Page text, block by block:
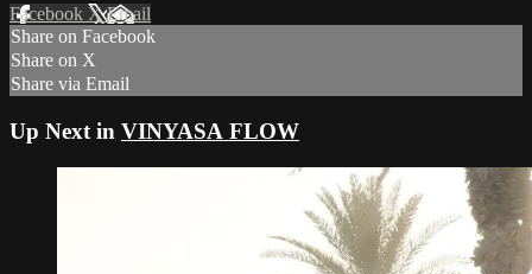
Facebook XEmail
Share on Facebook
Share on X
Share via Email
Up Next in VINYASA FLOW